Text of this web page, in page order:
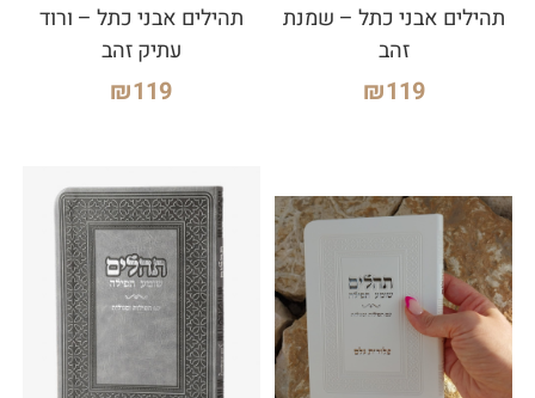
תהילים אבני כתל – שמנת
זהב
₪119
תהילים אבני כתל – ורוד
עתיק זהב
₪119